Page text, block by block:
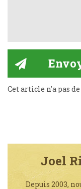
Cet article n'a pas
Joel
Depuis 2003,